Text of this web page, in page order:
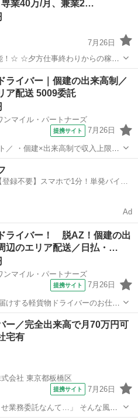
業40万/月、兼業2…
7月26日
！☆ ☆夕方仕事終わりからの稼
！☆ ☆雇われない働き方、自由な
始めましょう！☆ 個人事業
ライバー｜個建の出来高制／
ア配送 5009委託
ンマイル・パートナーズ
提携サイト 7月26日
／ ・個建×出来高制で収入上限な
い ・1日100〜150個で効率よく
直帰相談OK（条件あり） 個人
登録不要】スマホで1分！単発バイト
Ad
ライバー！ 脱AZ！個建の出
辺のエリア配送／日払・…
ンマイル・パートナーズ
提携サイト 7月26日
けする軽貨物ドライバーのお仕事
アプリ推奨） ●荷物の積み下ろ
ー／完全出来高で月70万円可
宅有
会社 東京都板橋区
提携サイト 7月26日